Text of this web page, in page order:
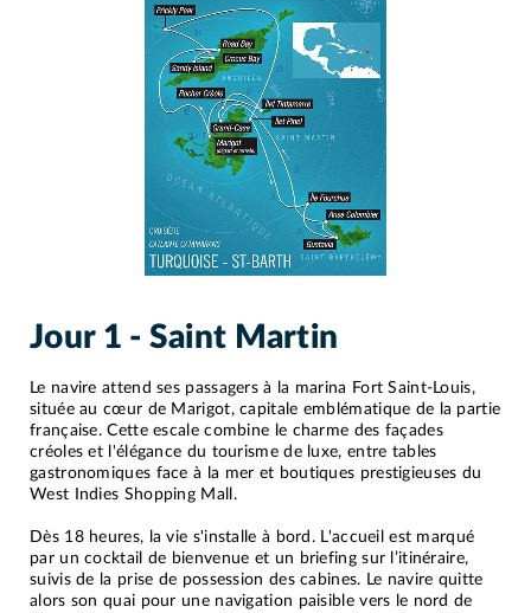
Jour 1 - Saint Martin
Le navire attend ses passagers à la marina Fort Saint-Louis,
située au cœur de Marigot, capitale emblématique de la partie
française. Cette escale combine le charme des façades
créoles et l'élégance du tourisme de luxe, entre tables
gastronomiques face à la mer et boutiques prestigieuses du
West Indies Shopping Mall.
Dès 18 heures, la vie s'installe à bord. L'accueil est marqué
par un cocktail de bienvenue et un briefing sur l’itinéraire,
suivis de la prise de possession des cabines. Le navire quitte
alors son quai pour une navigation paisible vers le nord de